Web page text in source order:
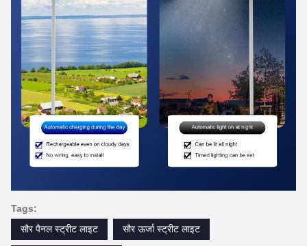
Tags:
सौर पैनल स्ट्रीट लाइट
सौर ऊर्जा स्ट्रीट लाइट